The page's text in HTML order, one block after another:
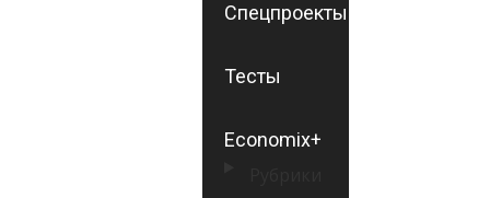
Спецпроекты
Тесты
Economix+